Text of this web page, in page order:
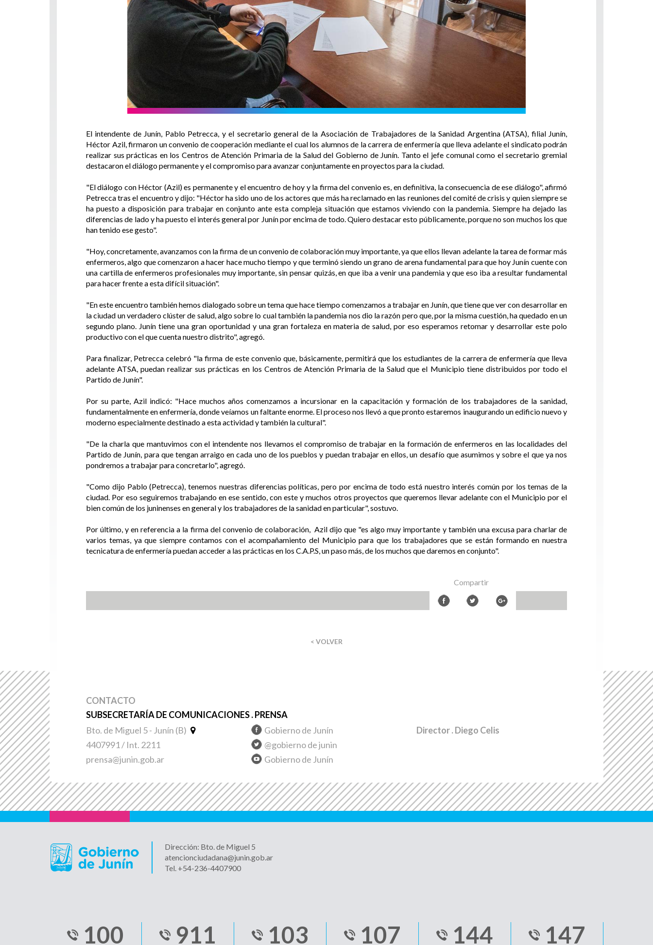
El intendente de Junín, Pablo Petrecca, y el secretario general de la Asociación de Trabajadores de la Sanidad Argentina (ATSA), filial Junín,
Héctor Azil, firmaron un convenio de cooperación mediante el cual los alumnos de la carrera de enfermería que lleva adelante el sindicato podrán
realizar sus prácticas en los Centros de Atención Primaria de la Salud del Gobierno de Junín. Tanto el jefe comunal como el secretario gremial
destacaron el diálogo permanente y el compromiso para avanzar conjuntamente en proyectos para la ciudad.
"El diálogo con Héctor (Azil) es permanente y el encuentro de hoy y la firma del convenio es, en definitiva, la consecuencia de ese diálogo", afirmó
Petrecca tras el encuentro y dijo: "Héctor ha sido uno de los actores que más ha reclamado en las reuniones del comité de crisis y quien siempre se
ha puesto a disposición para trabajar en conjunto ante esta compleja situación que estamos viviendo con la pandemia. Siempre ha dejado las
diferencias de lado y ha puesto el interés general por Junín por encima de todo. Quiero destacar esto públicamente, porque no son muchos los que
han tenido ese gesto".
"Hoy, concretamente, avanzamos con la firma de un convenio de colaboración muy importante, ya que ellos llevan adelante la tarea de formar más
enfermeros, algo que comenzaron a hacer hace mucho tiempo y que terminó siendo un grano de arena fundamental para que hoy Junín cuente con
una cartilla de enfermeros profesionales muy importante, sin pensar quizás, en que iba a venir una pandemia y que eso iba a resultar fundamental
para hacer frente a esta difícil situación".
"En este encuentro también hemos dialogado sobre un tema que hace tiempo comenzamos a trabajar en Junín, que tiene que ver con desarrollar en
la ciudad un verdadero clúster de salud, algo sobre lo cual también la pandemia nos dio la razón pero que, por la misma cuestión, ha quedado en un
segundo plano. Junín tiene una gran oportunidad y una gran fortaleza en materia de salud, por eso esperamos retomar y desarrollar este polo
productivo con el que cuenta nuestro distrito", agregó.
Para finalizar, Petrecca celebró "la firma de este convenio que, básicamente, permitirá que los estudiantes de la carrera de enfermería que lleva
adelante ATSA, puedan realizar sus prácticas en los Centros de Atención Primaria de la Salud que el Municipio tiene distribuidos por todo el
Partido de Junín".
Por su parte, Azil indicó: "Hace muchos años comenzamos a incursionar en la capacitación y formación de los trabajadores de la sanidad,
fundamentalmente en enfermería, donde veíamos un faltante enorme. El proceso nos llevó a que pronto estaremos inaugurando un edificio nuevo y
moderno especialmente destinado a esta actividad y también la cultural".
"De la charla que mantuvimos con el intendente nos llevamos el compromiso de trabajar en la formación de enfermeros en las localidades del
Partido de Junín, para que tengan arraigo en cada uno de los pueblos y puedan trabajar en ellos, un desafío que asumimos y sobre el que ya nos
pondremos a trabajar para concretarlo", agregó.
"Como dijo Pablo (Petrecca), tenemos nuestras diferencias políticas, pero por encima de todo está nuestro interés común por los temas de la
ciudad. Por eso seguiremos trabajando en ese sentido, con este y muchos otros proyectos que queremos llevar adelante con el Municipio por el
bien común de los juninenses en general y los trabajadores de la sanidad en particular", sostuvo.
Por último, y en referencia a la firma del convenio de colaboración, Azil dijo que "es algo muy importante y también una excusa para charlar de
varios temas, ya que siempre contamos con el acompañamiento del Municipio para que los trabajadores que se están formando en nuestra
tecnicatura de enfermería puedan acceder a las prácticas en los C.A.P.S, un paso más, de los muchos que daremos en conjunto".
Compartir
< VOLVER
CONTACTO
SUBSECRETARÍA DE COMUNICACIONES . PRENSA
Bto. de Miguel 5 - Junín (B)
4407991 / Int. 2211
prensa@junin.gob.ar
Gobierno de Junín
@gobierno de junin
Gobierno de Junín
Director. Diego Celis
Dirección: Bto. de Miguel 5
atencionciudadana@junin.gob.ar
Tel. +54-236-4407900
100 911 103 107 144 147